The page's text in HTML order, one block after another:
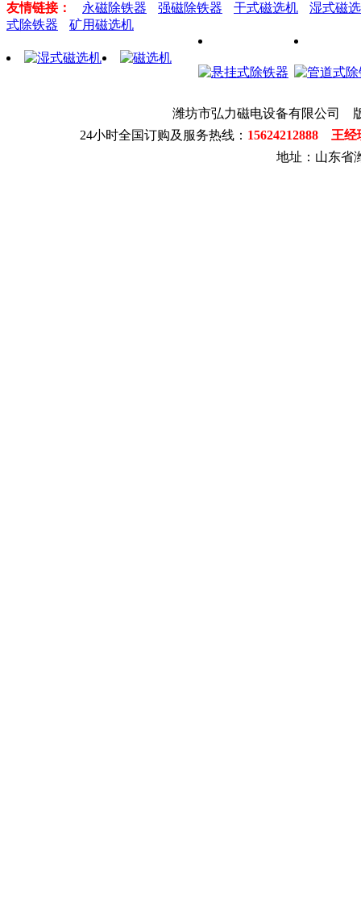
友情链接： 永磁除铁器 强磁除铁器 干式磁选机
湿式磁
式除铁器
矿用磁选机
潍坊市弘力磁电设备有限公司
24小时全国订购及服务热线： 15624212888 王
地址：山东省